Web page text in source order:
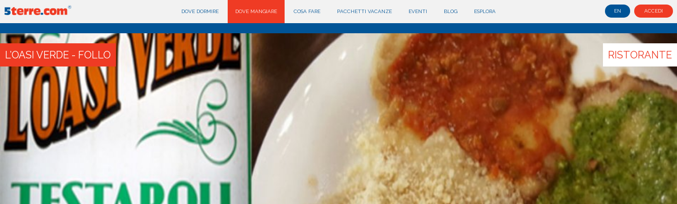
EN ACCEDI
DOVE DORMIRE DOVE MANGIARE COSA FARE PACCHETTI VACANZE EVENTI BLOG ESPLORA
L’OASI VERDE - FOLLO RISTORANTE